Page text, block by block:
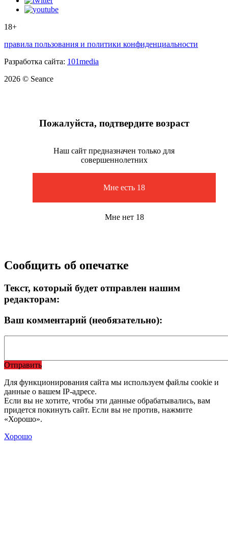
18+
правила пользования и политики конфиденциальности
Разработка сайта: 101media
2026 © Seance
Пожалуйста, подтвердите возраст
Наш сайт предназначен только для
совершеннолетних
Мне есть 18
Мне нет 18
Сообщить об опечатке
Текст, который будет отправлен нашим
редакторам:
Ваш комментарий (необязательно):
Отправить
Для функционирования сайта мы используем файлы cookie и
данные о вашем IP-адресе.
Если вы не хотите, чтобы эти данные обрабатывались, вам
придется покинуть сайт. Если вы не против, нажмите
«Хорошо».
Хорошо